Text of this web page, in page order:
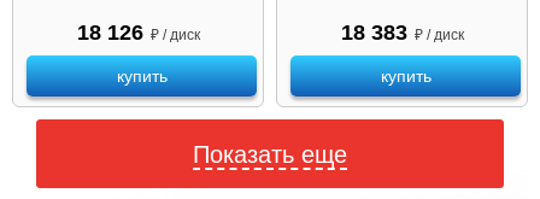
18 126 ₽ / диск
купить
18 383 ₽ / диск
купить
Показать еще